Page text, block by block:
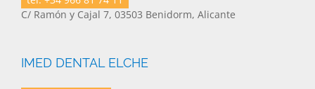
C/ Ramón y Cajal 7, 03503 Benidorm, Alicante
IMED DENTAL ELCHE